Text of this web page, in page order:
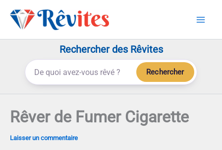
Rechercher des Rêvites
Rechercher
Rêver de Fumer Cigarette
Laisser un commentaire